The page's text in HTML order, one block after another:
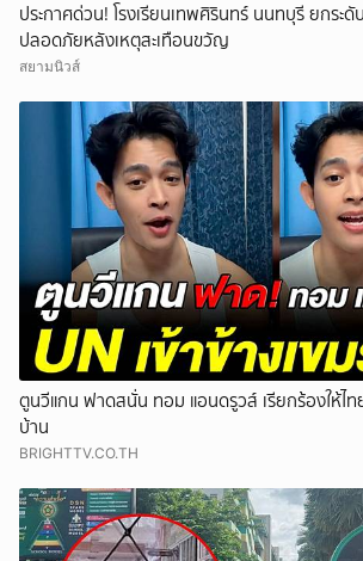
ประกาศด่วน! โรงเรียนเทพศิรินทร์ นนทบุรี ยกระ
ปลอดภัยหลังเหตุสะเทือนขวัญ
สยามนิวส์
ตูนวีแกน ฟาดสนั่น ทอม แอนดรูวส์ เรียกร้องให้ไ
บ้าน
BRIGHTTV.CO.TH